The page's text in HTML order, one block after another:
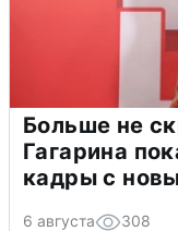
Больше не
Гагарина
кадры с
6 августа 308